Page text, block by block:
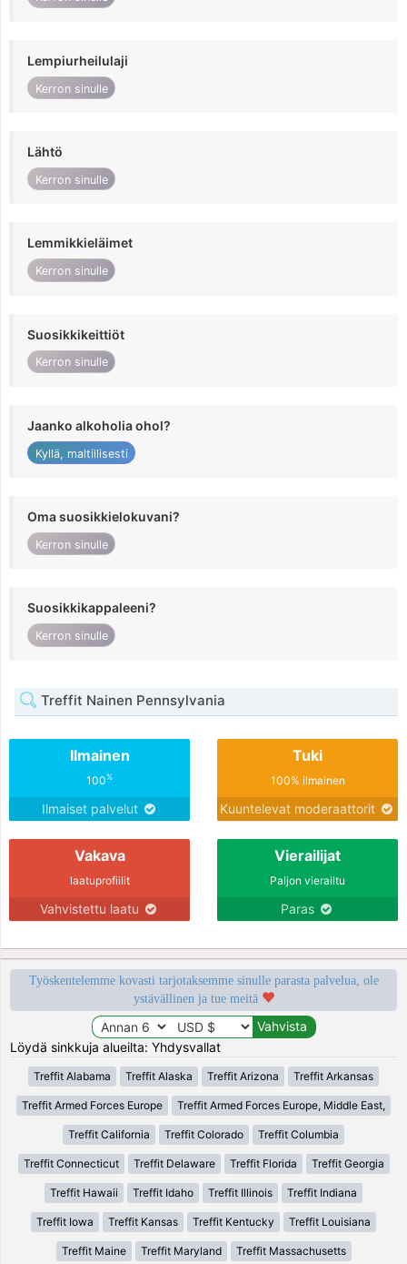
Lempiurheilulaji
Kerron sinulle
Lähtö
Kerron sinulle
Lemmikkieläimet
Kerron sinulle
Suosikkikeittiöt
Kerron sinulle
Jaanko alkoholia ohol?
Kyllä, maltillisesti
Oma suosikkielokuvani?
Kerron sinulle
Suosikkikappaleeni?
Kerron sinulle
Treffit Nainen Pennsylvania
Ilmainen
100%
Ilmaiset palvelut
Tuki
100% ilmainen
Kuuntelevat moderaattorit
Vakava
laatuprofiilit
Vahvistettu laatu
Vierailijat
Paljon vierailtu
Paras
Työskentelemme kovasti tarjotaksemme sinulle parasta palvelua, ole
ystävällinen ja tue meitä
Löydä sinkkuja alueilta: Yhdysvallat
Treffit Alabama Treffit Alaska Treffit Arizona Treffit Arkansas
Treffit Armed Forces Europe Treffit Armed Forces Europe, Middle East,
Treffit California Treffit Colorado Treffit Columbia
Treffit Connecticut Treffit Delaware Treffit Florida Treffit Georgia
Treffit Hawaii Treffit Idaho Treffit Illinois Treffit Indiana
Treffit Iowa Treffit Kansas Treffit Kentucky Treffit Louisiana
Treffit Maine Treffit Maryland Treffit Massachusetts